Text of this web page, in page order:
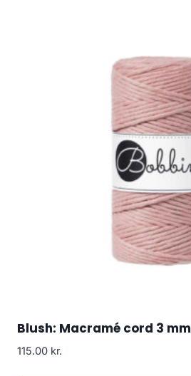
Blush: Macramé cord 3 mm
115.00 kr.